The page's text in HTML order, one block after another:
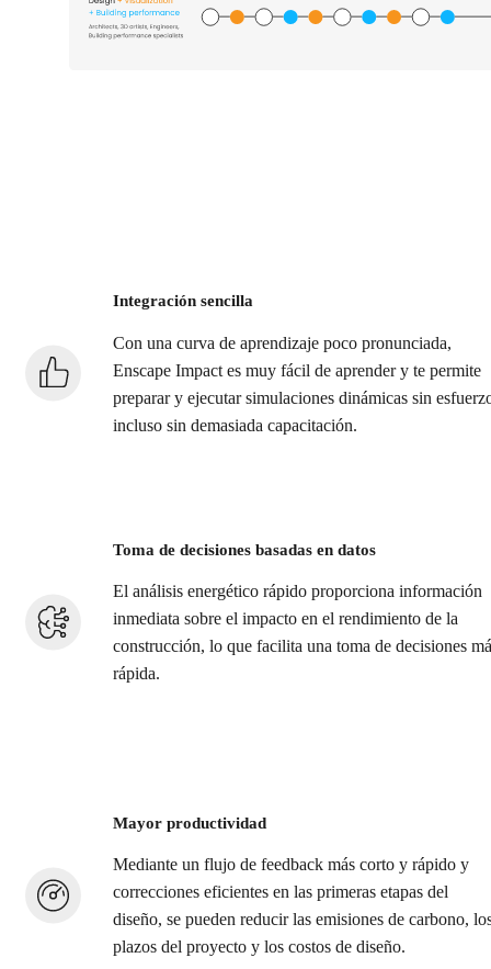
Integración sencilla
Con una curva de aprendizaje poco pronunciada,
Enscape Impact es muy fácil de aprender y te permite
preparar y ejecutar simulaciones dinámicas sin
incluso sin demasiada capacitación.
Toma de decisiones basadas en datos
El análisis energético rápido proporciona información
inmediata sobre el impacto en el rendimiento de la
construcción, lo que facilita una toma de decisiones
rápida.
Mayor productividad
Mediante un flujo de feedback más corto y rápido y
correcciones eficientes en las primeras etapas del
diseño, se pueden reducir las emisiones de carbono,
plazos del proyecto y los costos de diseño.